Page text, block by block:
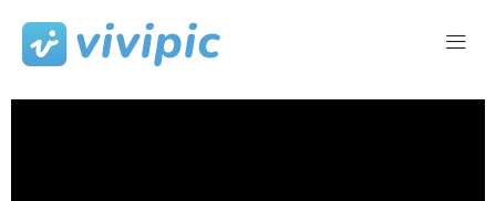
Skip